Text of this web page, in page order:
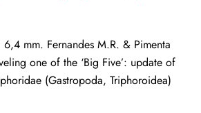
mm. Fernandes M.R. & Pimenta
one of the ‘Big Five’: update of
(Gastropoda, Triphoroidea)